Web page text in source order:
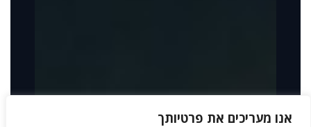
אנו מעריכים את פרטיותך